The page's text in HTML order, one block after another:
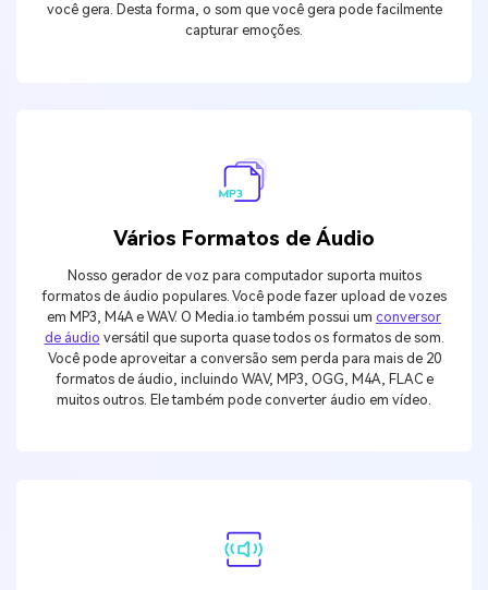
você gera. Desta forma, o som que você gera pode facilmente
capturar emoções.
Vários Formatos de Áudio
Nosso gerador de voz para computador suporta muitos
formatos de áudio populares. Você pode fazer upload de vozes
em MP3, M4A e WAV. O Media.io também possui um conversor
de áudio versátil que suporta quase todos os formatos de som.
Você pode aproveitar a conversão sem perda para mais de 20
formatos de áudio, incluindo WAV, MP3, OGG, M4A, FLAC e
muitos outros. Ele também pode converter áudio em vídeo.